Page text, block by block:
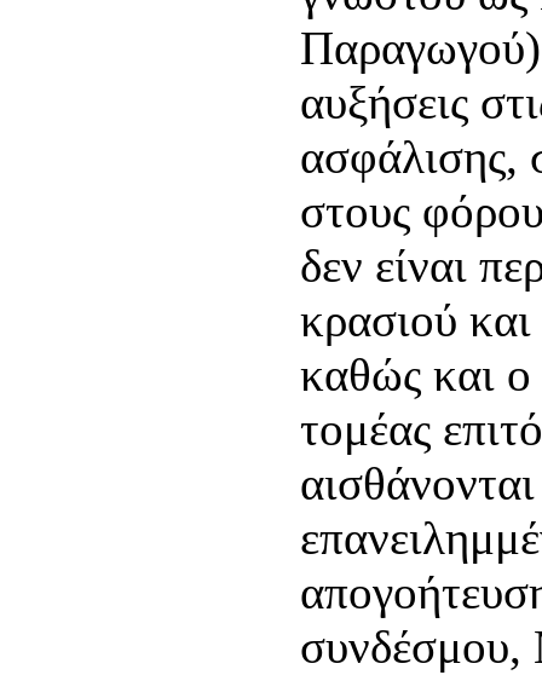
αυξήσεις
ασφάλισης,
στους
δεν είναι
κρασιού
καθώς και
τομέας
συνδέσμου,